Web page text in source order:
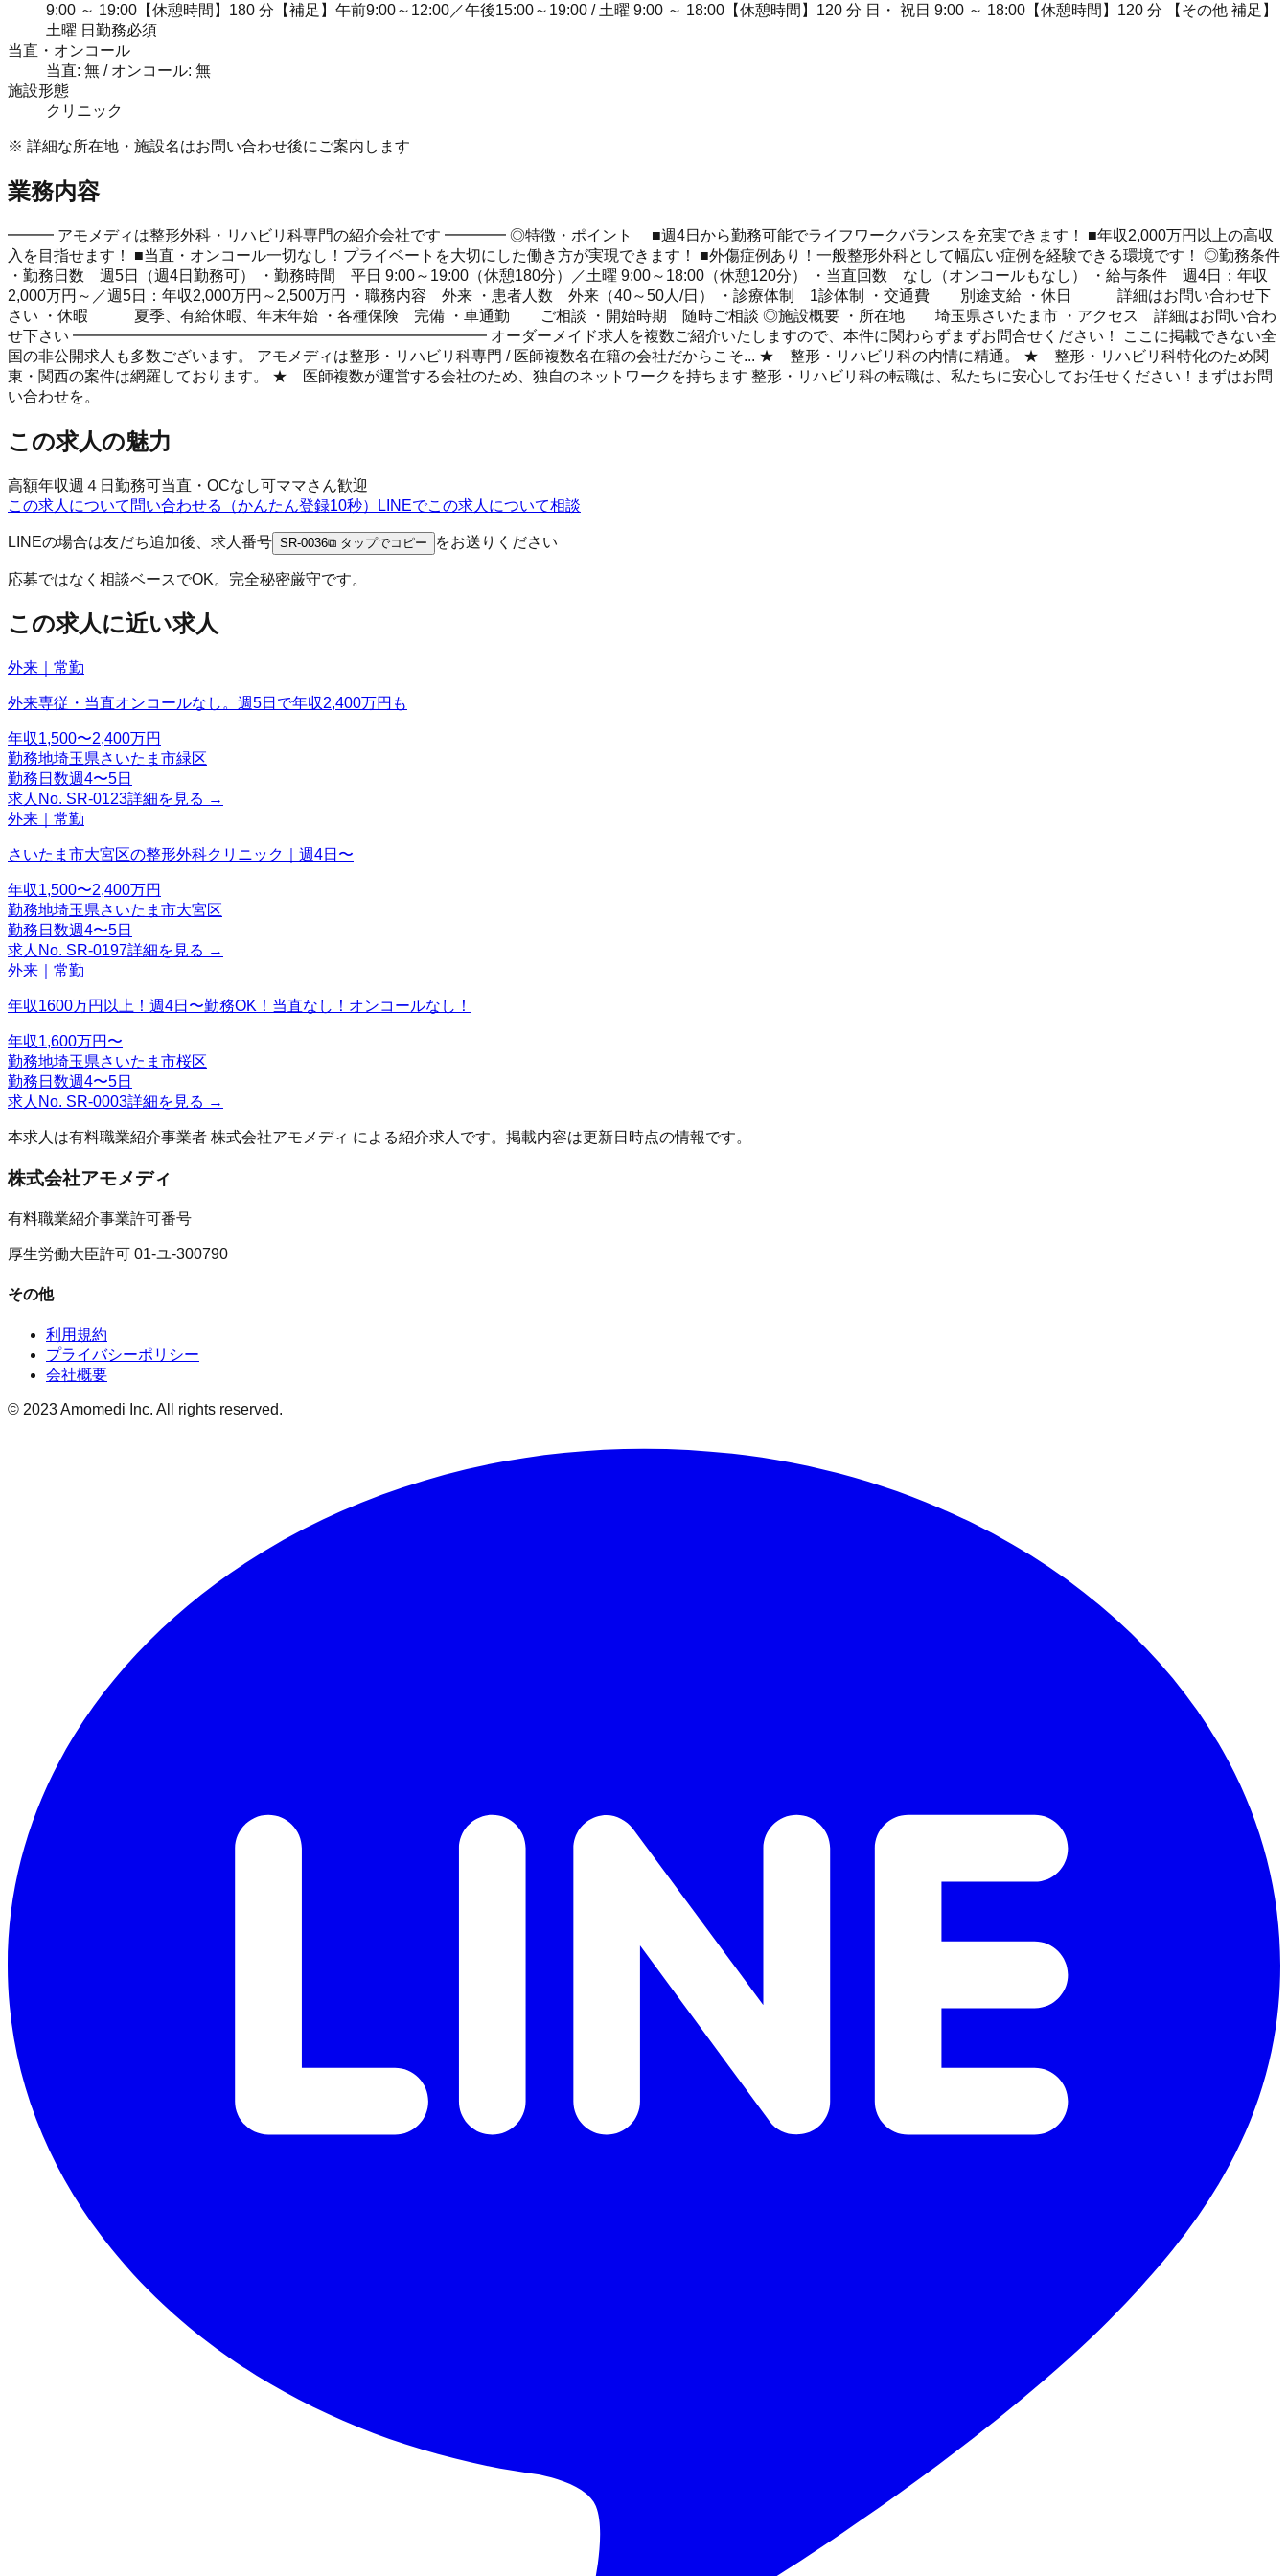
9:00 ～ 19:00【休憩時間】180 分【補足】午前9:00～12:00／午後15:00～19:00 / 土曜 9:00 ～ 18:00【休憩時間】120 分 日・ 祝日 9:00 ～ 18:00【休憩時間】120 分 【その他 補足】
土曜 日勤務必須
当直・オンコール
当直: 無 / オンコール: 無
施設形態
クリニック
※ 詳細な所在地・施設名はお問い合わせ後にご案内します
業務内容
━━━ アモメディは整形外科・リハビリ科専門の紹介会社です ━━━━ ◎特徴・ポイント ■週4日から勤務可能でライフワークバランスを充実できます！ ■年収2,000万円以上の高収
入を目指せます！ ■当直・オンコール一切なし！プライベートを大切にした働き方が実現できます！ ■外傷症例あり！一般整形外科として幅広い症例を経験できる環境です！ ◎勤務条件
・勤務日数 週5日（週4日勤務可） ・勤務時間 平日 9:00～19:00（休憩180分）／土曜 9:00～18:00（休憩120分） ・当直回数 なし（オンコールもなし） ・給与条件 週4日：年収
2,000万円～／週5日：年収2,000万円～2,500万円 ・職務内容 外来 ・患者人数 外来（40～50人/日） ・診療体制 1診体制 ・交通費 別途支給 ・休日 詳細はお問い合わせ下
さい ・休暇 夏季、有給休暇、年末年始 ・各種保険 完備 ・車通勤 ご相談 ・開始時期 随時ご相談 ◎施設概要 ・所在地 埼玉県さいたま市 ・アクセス 詳細はお問い合わ
せ下さい ━━━━━━━━━━━━━━━━━━━━━━━━━━━ オーダーメイド求人を複数ご紹介いたしますので、本件に関わらずまずお問合せください！ ここに掲載できない全
国の非公開求人も多数ございます。 アモメディは整形・リハビリ科専門 / 医師複数名在籍の会社だからこそ... ★ 整形・リハビリ科の内情に精通。 ★ 整形・リハビリ科特化のため関
東・関西の案件は網羅しております。 ★ 医師複数が運営する会社のため、独自のネットワークを持ちます 整形・リハビリ科の転職は、私たちに安心してお任せください！まずはお問
い合わせを。
この求人の魅力
高額年収週４日勤務可当直・OCなし可ママさん歓迎
この求人について問い合わせる（かんたん登録10秒）
LINEでこの求人について相談
LINEの場合は友だち追加後、求人番号 SR-0036⧉ タップでコピー をお送りください
応募ではなく相談ベースでOK。完全秘密厳守です。
この求人に近い求人
外来｜常勤
外来専従・当直オンコールなし。週5日で年収2,400万円も
年収1,500〜2,400万円
勤務地埼玉県さいたま市緑区
勤務日数週4〜5日
求人No. SR-0123詳細を見る →
外来｜常勤
さいたま市大宮区の整形外科クリニック｜週4日〜
年収1,500〜2,400万円
勤務地埼玉県さいたま市大宮区
勤務日数週4〜5日
求人No. SR-0197詳細を見る →
外来｜常勤
年収1600万円以上！週4日〜勤務OK！当直なし！オンコールなし！
年収1,600万円〜
勤務地埼玉県さいたま市桜区
勤務日数週4〜5日
求人No. SR-0003詳細を見る →
本求人は有料職業紹介事業者 株式会社アモメディ による紹介求人です。掲載内容は更新日時点の情報です。
株式会社アモメディ
有料職業紹介事業許可番号
厚生労働大臣許可 01-ユ-300790
その他
利用規約
プライバシーポリシー
会社概要
© 2023 Amomedi Inc. All rights reserved.